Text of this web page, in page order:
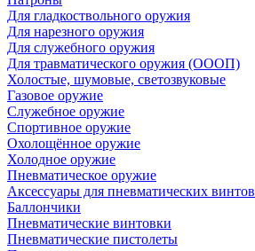
Для гладкоствольного оружия
Для нарезного оружия
Для служебного оружия
Для травматического оружия (ОООП)
Холостые, шумовые, светозвуковые
Газовое оружие
Служебное оружие
Спортивное оружие
Охолощённое оружие
Холодное оружие
Пневматическое оружие
Аксессуары для пневматических
Баллончики
Пневматические винтовки
Пневматические пистолеты